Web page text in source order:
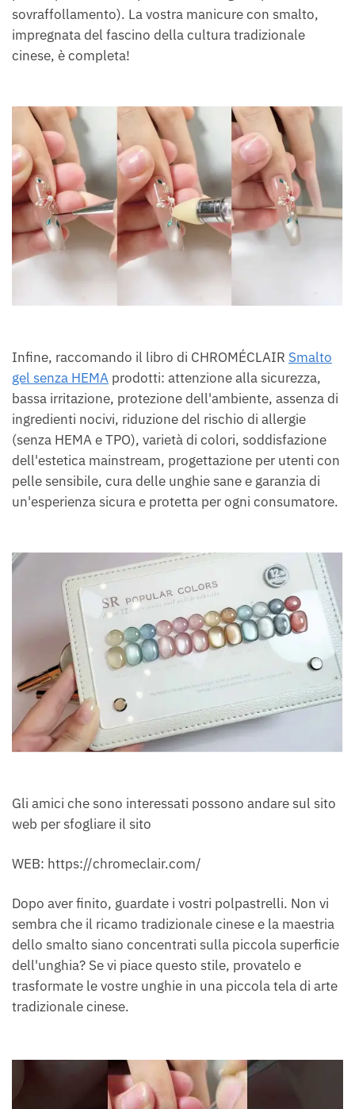
sovraffollamento). La vostra manicure con smalto,
impregnata del fascino della cultura tradizionale
cinese, è completa!
Infine, raccomando il libro di CHROMÉCLAIR Smalto
gel senza HEMA prodotti: attenzione alla sicurezza,
bassa irritazione, protezione dell'ambiente, assenza di
ingredienti nocivi, riduzione del rischio di allergie
(senza HEMA e TPO), varietà di colori, soddisfazione
dell'estetica mainstream, progettazione per utenti con
pelle sensibile, cura delle unghie sane e garanzia di
un'esperienza sicura e protetta per ogni consumatore.
Gli amici che sono interessati possono andare sul sito
web per sfogliare il sito
WEB: https://chromeclair.com/
Dopo aver finito, guardate i vostri polpastrelli. Non vi
sembra che il ricamo tradizionale cinese e la maestria
dello smalto siano concentrati sulla piccola superficie
dell'unghia? Se vi piace questo stile, provatelo e
trasformate le vostre unghie in una piccola tela di arte
tradizionale cinese.